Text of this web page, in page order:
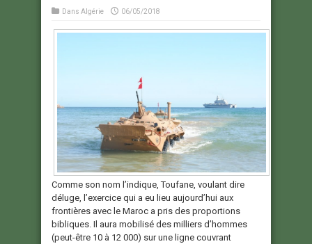
Dans Algérie 06/05/2018
Comme son nom l’indique, Toufane, voulant dire
déluge, l’exercice qui a eu lieu aujourd’hui aux
frontières avec le Maroc a pris des proportions
bibliques. Il aura mobilisé des milliers d’hommes
(peut-être 10 à 12 000) sur une ligne couvrant